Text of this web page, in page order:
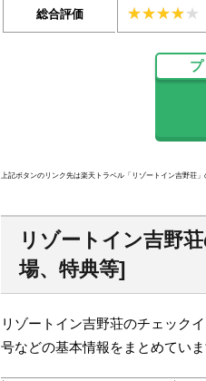
総合評価
上記ボタンのリンク先は楽天トラベル「リゾートイン吉野荘」
リゾートイン吉野
場、特典等]
リゾートイン吉野荘のチェック
号などの基本情報をまとめていま